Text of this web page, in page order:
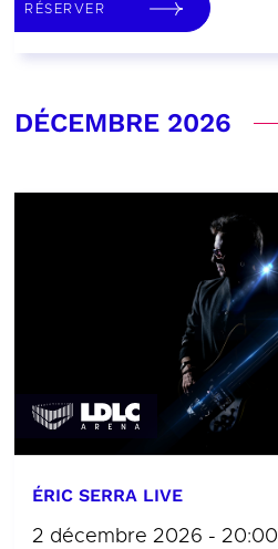
RÉSERVER
DÉCEMBRE 2026
ÉRIC SERRA LIVE
2 décembre 2026 - 20:00